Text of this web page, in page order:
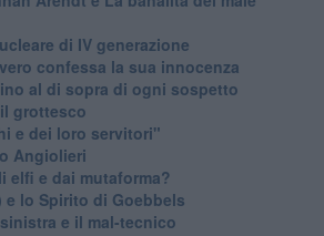
di IV generazione
confessa la sua innocenza
al di sopra di ogni sospetto
grottesco
e dei loro servitori"
Angiolieri
elfi e dai mutaforma?
e lo Spirito di Goebbels
e il mal-tecnico